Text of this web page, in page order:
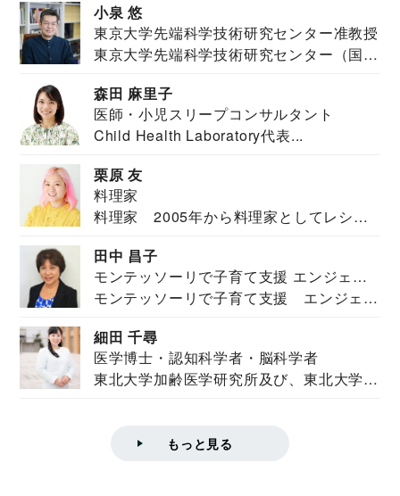
小泉 悠
東京大学先端科学技術研究センター准教授
東京大学先端科学技術研究センター（国際
森田 麻里子
医師・小児スリープコンサルタント
Child Health Laboratory代表...
栗原 友
料理家
料理家 2005年から料理家としてレシピ
田中 昌子
モンテッソーリで子育て支援 エンジェル
ズハウス研究所所長
モンテッソーリで子育て支援 エンジェル
細田 千尋
医学博士・認知科学者・脳科学者
東北大学加齢医学研究所及び、東北大学大
もっと見る